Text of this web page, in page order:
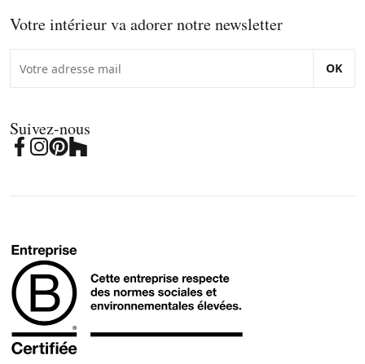
Votre intérieur va adorer notre newsletter
OK
Suivez-nous